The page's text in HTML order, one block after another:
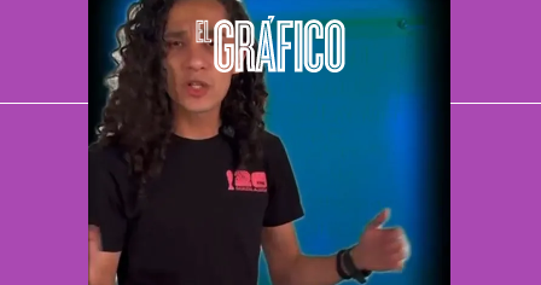
El Universal
Vive USA
Clase